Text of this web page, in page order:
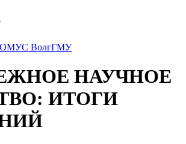
ВолгГМУ
НАУЧНОЕ
ИТОГИ